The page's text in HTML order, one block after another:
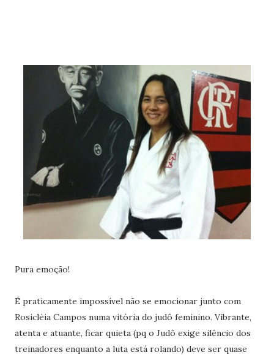
Pura emoção!
É praticamente impossível não se emocionar junto com
Rosicléia Campos numa vitória do judô feminino. Vibrante,
atenta e atuante, ficar quieta (pq o Judô exige silêncio dos
treinadores enquanto a luta está rolando) deve ser quase